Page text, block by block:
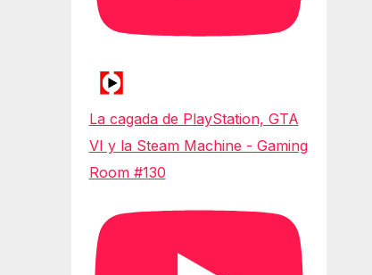
La cagada de PlayStation, GTA
VI y la Steam Machine - Gaming
Room #130